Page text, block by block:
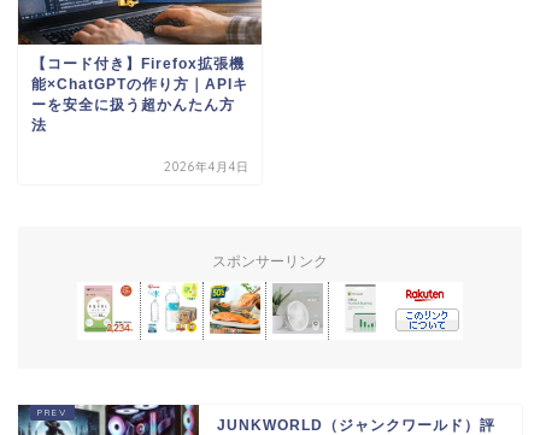
【コード付き】Firefox拡張機
能×ChatGPTの作り方｜APIキ
ーを安全に扱う超かんたん方
法
2026年4月4日
スポンサーリンク
JUNKWORLD（ジャンクワールド）評